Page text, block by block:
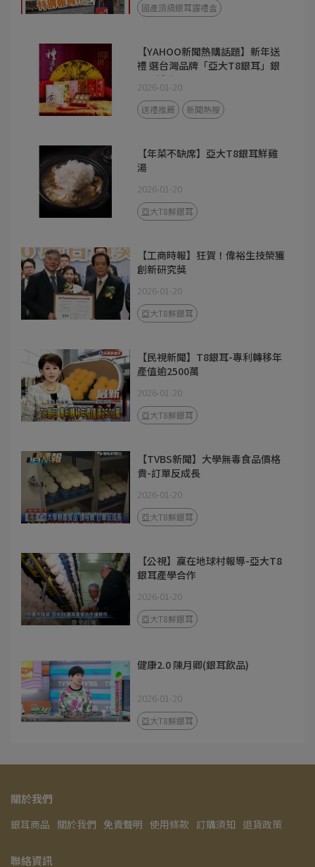
國產頂級銀耳露禮盒
【YAHOO新聞熱購話題】新年送
禮 選台灣品牌「亞大T8銀耳」銀
耳露禮盒
2026-01-20
送禮推薦 新聞熱搜
【年菜不缺席】亞大T8銀耳鮮雞
湯
2026-01-20
亞大T8鮮銀耳
【工商時報】狂賀！偉裕生技榮獲
創新研究獎
2026-01-20
亞大T8鮮銀耳
【民視新聞】T8銀耳-專利轉移年
產值逾2500萬
2026-01-20
亞大T8鮮銀耳
【TVBS新聞】大學無毒食品價格
貴-訂單反成長
2026-01-20
亞大T8鮮銀耳
【公視】贏在地球村報導-亞大T8
銀耳產學合作
2026-01-20
亞大T8鮮銀耳
健康2.0 陳月卿(銀耳飲品)
2026-01-20
亞大T8鮮銀耳
關於我們
銀耳商品 關於我們 免責聲明 使用條款 訂購須知 退貨政策
聯絡資訊